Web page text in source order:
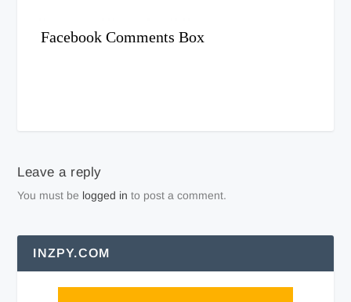
Facebook Comments Box
Leave a reply
You must be logged in to post a comment.
INZPY.COM